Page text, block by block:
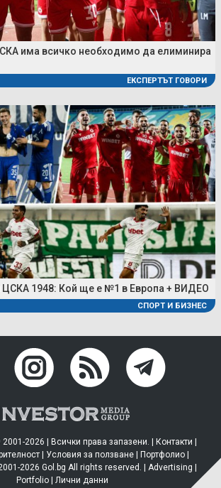
има всичко необходимо да елиминира
ЕКСПЕРТЪТ ГОВОРИ
1948: Кой ще е №1 в Европа + ВИДЕО
СПОРТ И БИЗНЕС
2026 | Всички права запазени. | Контакти
| Условия за ползване| Портфолио|
2026 Gol.bg All rights reserved. | Advertising
Portfolio
Лични данни